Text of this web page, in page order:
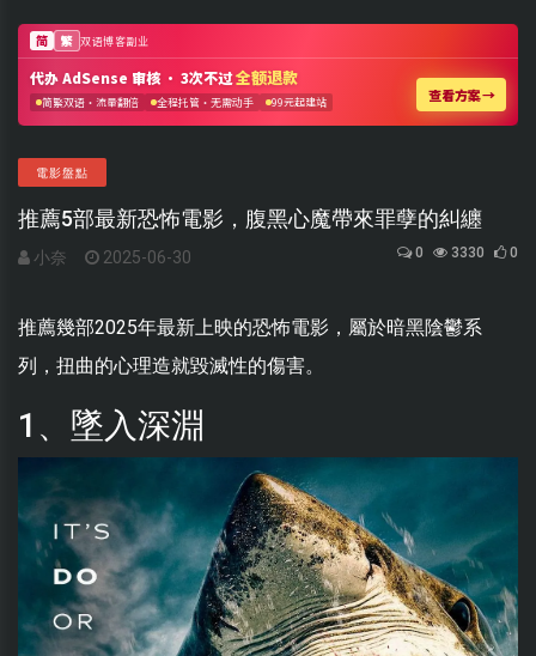
電影盤點
推薦5部最新恐怖電影，腹黑心魔帶來罪孽的糾纏
小奈 2025-06-30 0 3330 0
推薦幾部2025年最新上映的恐怖電影，屬於暗黑陰鬱系
列，扭曲的心理造就毀滅性的傷害。
1、墜入深淵